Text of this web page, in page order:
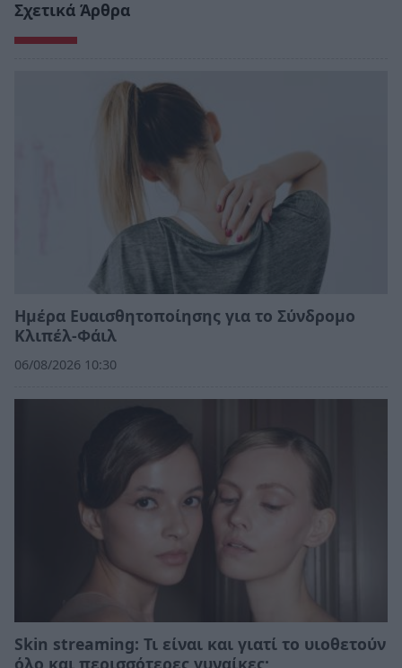
Σχετικά Άρθρα
Ημέρα Ευαισθητοποίησης για το Σύνδρομο
Κλιπέλ-Φάιλ
06/08/2026 10:30
Skin streaming: Τι είναι και γιατί το υιοθετούν
όλο και περισσότερες γυναίκες;